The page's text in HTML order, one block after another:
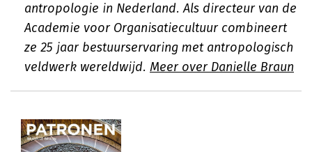
antropologie in Nederland. Als directeur van de
Academie voor Organisatiecultuur combineert
ze 25 jaar bestuurservaring met antropologisch
veldwerk wereldwijd. Meer over Danielle Braun